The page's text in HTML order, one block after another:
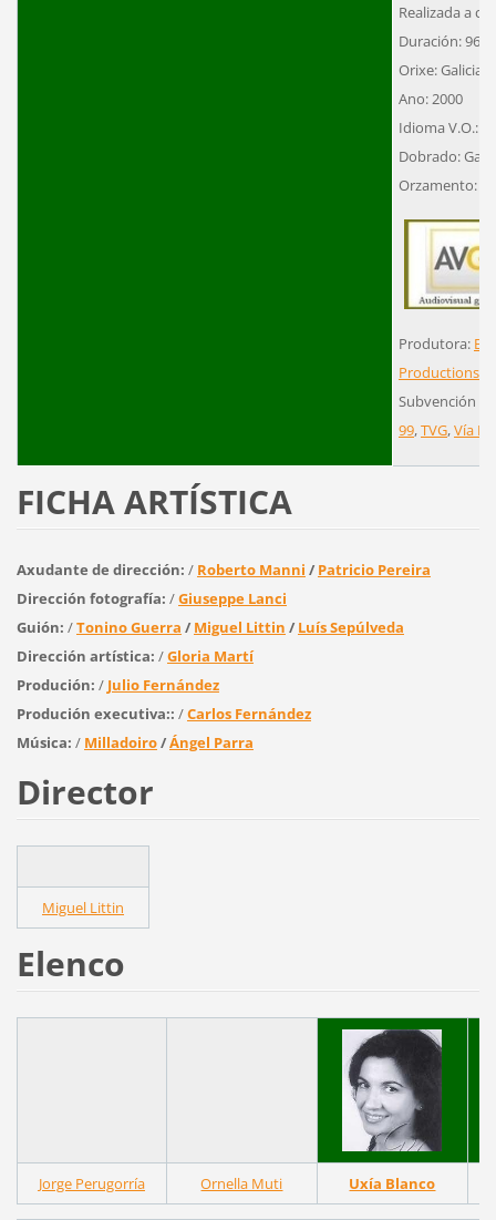
Realizada a cor
Duración: 96´
Orixe: Galicia-
Ano: 2000
Idioma V.O.:
Dobrado:
Orzamento:
Produtora:
Productions,
Subvención
99,TVG,Vía
FICHA ARTÍSTICA
Axudante de dirección: / Roberto Manni / Patricio Pereira
Dirección fotografía: /Giuseppe Lanci
Guión: /Tonino Guerra / Miguel Littin / Luís Sepúlveda
Dirección artística: /Gloria Martí
Produción: / Julio Fernández
Produción executiva:: /Carlos Fernández
Música: / Milladoiro/Ángel Parra
Director
Miguel Littin
Elenco
Jorge Perugorría Ornella Muti Uxía Blanco